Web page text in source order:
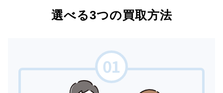
選べる3つの買取方法